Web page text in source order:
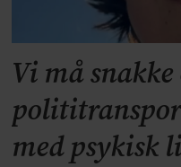
Vi må snakke
med psykisk